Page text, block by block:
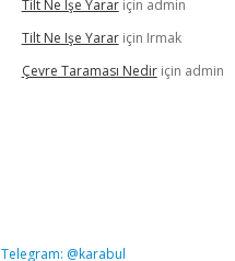
Tilt Ne Işe Yarariçin admin
Tilt Ne Işe Yarariçin Irmak
Çevre Taraması Nediriçin admin
Telegram: @karabul